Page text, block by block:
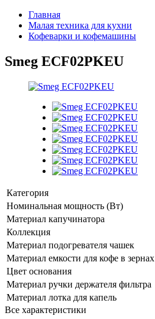
Главная
Малая техника для кухни
Кофеварки и кофемашины
Smeg ECF02PKEU
Категория
Номинальная мощность (Вт)
Материал капучинатора
Коллекция
Материал подогревателя чашек
Материал емкости для кофе в зернах
Цвет основания
Материал ручки держателя фильтра
Материал лотка для капель
Все характеристики